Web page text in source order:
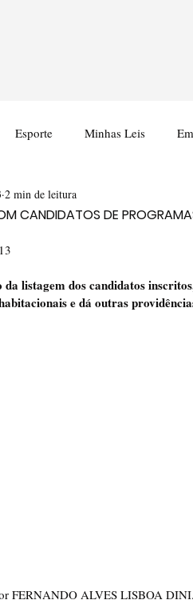
Esporte Minhas Leis
CANDIDATOS DE
2 min de leitura
listagem dos candidatos
e dá outras
FERNANDO ALVES LISBOA DINI.